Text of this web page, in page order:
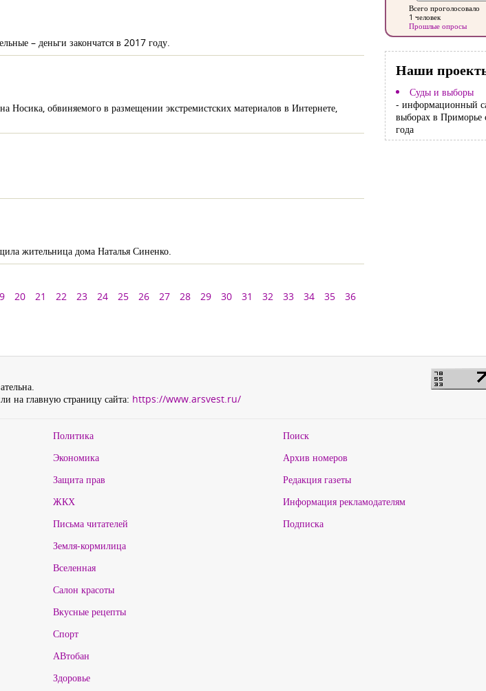
– деньги закончатся в 2017 году.
Носика, обвиняемого в размещении экстремистских материалов в Интернете,
жительница дома Наталья Синенко.
20 21 22 23 24 25 26 27 28 29 30 31 32 33 34 35
36
Всего проголосовало
1 человек
Прошлые опросы
Наши
Суды и выборы
- информационный
выборах в Приморье
года
на главную страницу сайта: https://www.arsvest.ru/
Политика
Экономика
Защита прав
ЖКХ
Письма читателей
Земля-кормилица
Вселенная
Салон красоты
Вкусные рецепты
Спорт
АВтобан
Здоровье
Поиск
Архив номеров
Редакция газеты
Информация рекламодателям
Подписка